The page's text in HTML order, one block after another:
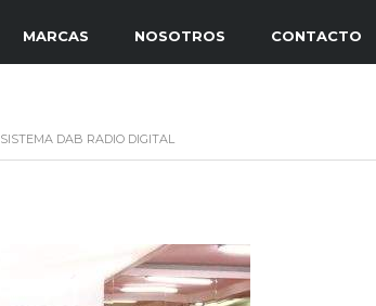
MARCAS NOSOTROS CONTACTO
SISTEMA DAB RADIO DIGITAL